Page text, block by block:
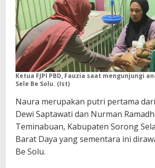
Ketua FJPI PBD, Fauzia saat mengunjungi
Sele Be Solu. (Ist)
Naura merupakan putri pertama
Dewi Saptawati dan Nurman
Teminabuan, Kabupaten Sorong
Barat Daya yang sementara ini
Be Solu.